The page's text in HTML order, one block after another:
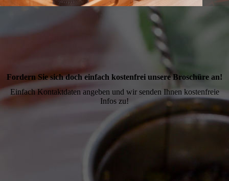
Fordern Sie sich doch einfach kostenfrei unsere Broschüre an!
Einfach Kontaktdaten angeben und wir senden Ihnen kostenfreie
Infos zu!